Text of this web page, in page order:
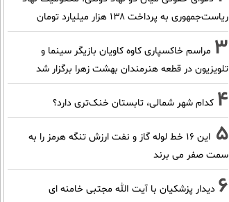
ریاست‌جمهوری به پرداخت ۱۳۸ هزار میلیارد تومان
3 مراسم خاکسپاری کاوه کاویان بازیگر سینما و
تلویزیون در قطعه هنرمندان بهشت زهرا برگزار شد
4 کدام شهر شمالی، تابستان خنک‌تری دارد؟
5
این 16 خط لوله گاز و نفت ارزش تنگه هرمز را به
سمت صفر می برند
6 دیدار پزشکیان با آیت الله مجتبی خامنه ای